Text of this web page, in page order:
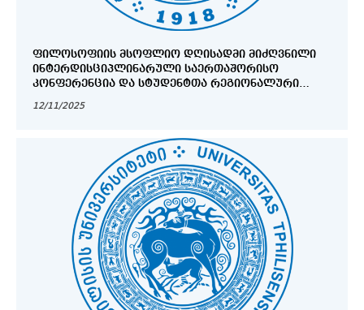
ᲤᲘᲚᲝᲡᲝᲤᲘᲘᲡ ᲛᲡᲝᲤᲚᲘᲝ ᲓᲦᲘᲡᲐᲓᲛᲘ ᲛᲘᲫᲦᲕᲜᲘᲚᲘ
ᲘᲜᲢᲔᲠᲓᲘᲡᲪᲘᲞᲚᲘᲜᲐᲠᲣᲚᲘ ᲡᲐᲔᲠᲗᲐᲨᲝᲠᲘᲡᲝ
ᲙᲝᲜᲤᲔᲠᲔᲜᲪᲘᲐ ᲓᲐ ᲡᲢᲣᲓᲔᲜᲢᲗᲐ ᲠᲔᲒᲘᲝᲜᲐᲚᲣᲠᲘ
12/11/2025